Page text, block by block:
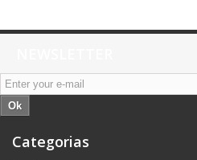
Ok
Categorias